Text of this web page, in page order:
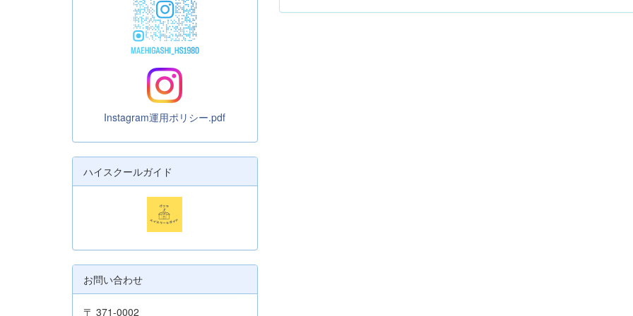
Instagram運用ポリシー.pdf
ハイスクールガイド
お問い合わせ
〒 371-0002